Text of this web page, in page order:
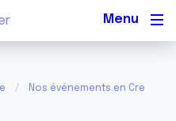
Nos événements en Creuse